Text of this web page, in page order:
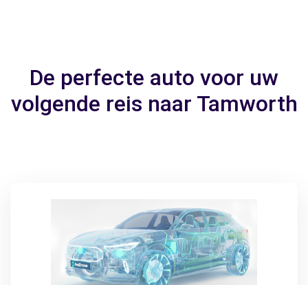
De perfecte auto voor uw
volgende reis naar Tamworth